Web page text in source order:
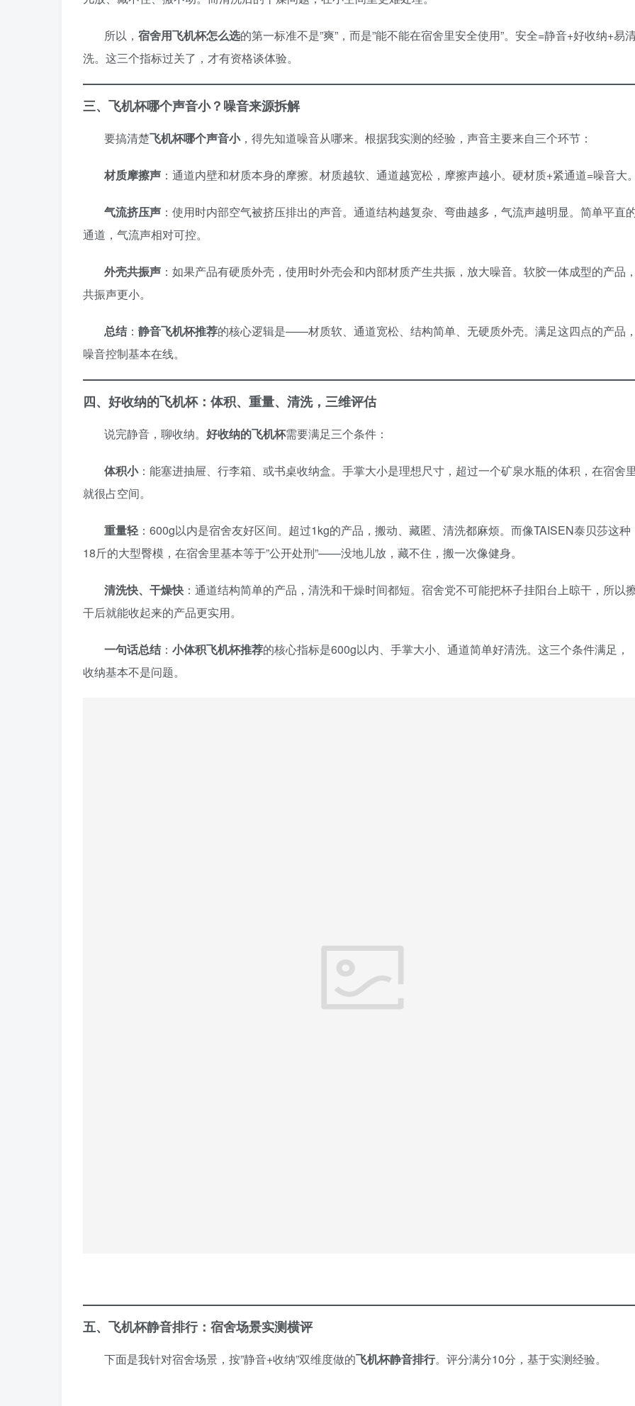
所以， 宿舍用飞机杯怎么选的第一标准不是”爽”，而是”能不能在宿舍里安全使用”。安全=静音+好收纳+易
洗。这三个指标过关了，才有资格谈体验。
三、飞机杯哪个声音小？噪音来源拆解
要搞清楚飞机杯哪个声音小，得先知道噪音从哪来。根据我实测的经验，声音主要来自三个环节：
材质摩擦声 ：通道内壁和材质本身的摩擦。材质越软、通道越宽松，摩擦声越小。硬材质+紧通道=噪音大
气流挤压声 ：使用时内部空气被挤压排出的声音。通道结构越复杂、弯曲越多，气流声越明显。简单平直
通道，气流声相对可控。
外壳共振声 ：如果产品有硬质外壳，使用时外壳会和内部材质产生共振，放大噪音。软胶一体成型的产品
共振声更小。
总结： 静音飞机杯推荐的核心逻辑是——材质软、通道宽松、结构简单、无硬质外壳。满足这四点的产品
噪音控制基本在线。
四、好收纳的飞机杯：体积、重量、清洗，三维评估
说完静音，聊收纳。 好收纳的飞机杯需要满足三个条件：
体积小：能塞进抽屉、行李箱、或书桌收纳盒。手掌大小是理想尺寸，超过一个矿泉水瓶的体积，在宿舍
就很占空间。
重量轻 ：600g以内是宿舍友好区间。超过1kg的产品，搬动、藏匿、清洗都麻烦。而像TAISEN泰贝莎这种
18斤的大型臀模，在宿舍里基本等于”公开处刑”——没地儿放，藏不住，搬一次像健身。
清洗快、干燥快 ：通道结构简单的产品，清洗和干燥时间都短。宿舍党不可能把杯子挂阳台上晾干，所以
干后就能收起来的产品更实用。
一句话总结： 小体积飞机杯推荐的核心指标是600g以内、手掌大小、通道简单好清洗。这三个条件满足，
收纳基本不是问题。
五、飞机杯静音排行：宿舍场景实测横评
下面是我针对宿舍场景，按”静音+收纳”双维度做的飞机杯静音排行。评分满分10分，基于实测经验。